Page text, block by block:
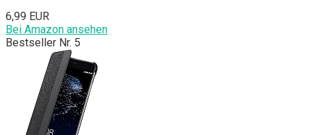
6,99 EUR
Bei Amazon ansehen
Bestseller Nr. 5